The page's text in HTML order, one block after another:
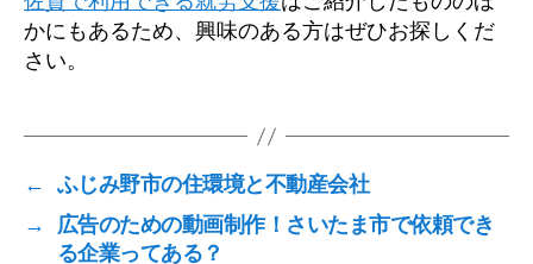
かにもあるため、興味のある方はぜひお探しくだ
さい。
←
ふじみ野市の住環境と不動産会社
→
広告のための動画制作！さいたま市で依頼でき
る企業ってある？